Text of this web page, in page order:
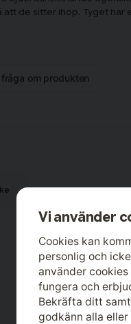
de sitter ihop. Tyget har
som det isolerar och
man har fortfarande
täcke eller ett
ejderdunsliknande
att de sitter ihop.
fråga om produkten
Vi använder
Cookies kan
personlig och
använder
fungera och
Bekräfta ditt
godkänn alla